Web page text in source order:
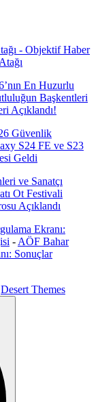
- Objektif Haber
En Huzurlu
Başkentleri
Açıklandı!
Güvenlik
S24 FE ve S23
Geldi
ve Sanatçı
Ot Festivali
Açıklandı
Ekranı:
- AÖF Bahar
Sonuçlar
Desert Themes